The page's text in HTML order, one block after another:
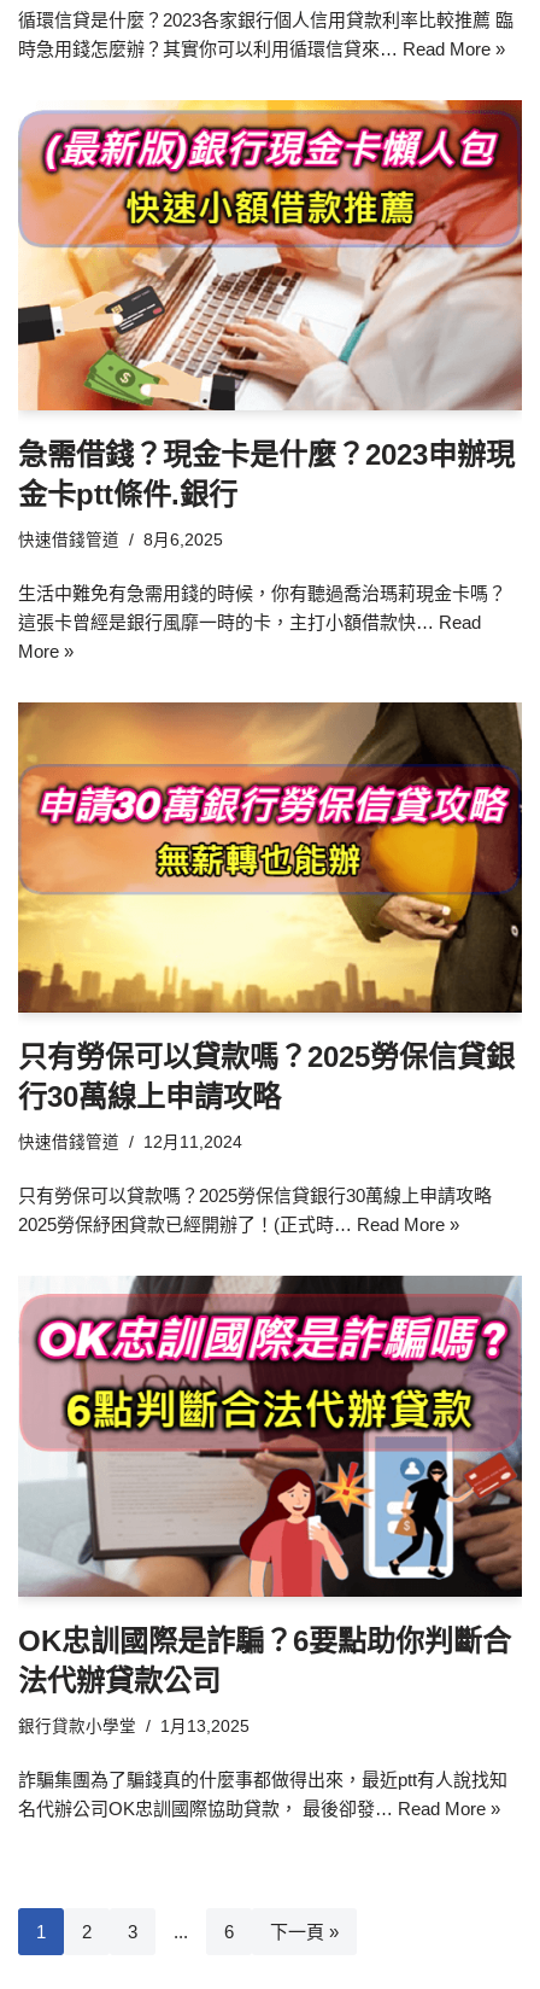
循環信貸是什麼？2023各家銀行個人信用貸款利率比較推薦 臨
時急用錢怎麼辦？其實你可以利用循環信貸來… Read More »
急需借錢？現金卡是什麼？2023申辦現
金卡ptt條件.銀行
快速借錢管道 8月6,2025
生活中難免有急需用錢的時候，你有聽過喬治瑪莉現金卡嗎？
這張卡曾經是銀行風靡一時的卡，主打小額借款快… Read
More »
只有勞保可以貸款嗎？2025勞保信貸銀
行30萬線上申請攻略
快速借錢管道 12月11,2024
只有勞保可以貸款嗎？2025勞保信貸銀行30萬線上申請攻略
2025勞保紓困貸款已經開辦了！(正式時… Read More »
OK忠訓國際是詐騙？6要點助你判斷合
法代辦貸款公司
銀行貸款小學堂 1月13,2025
詐騙集團為了騙錢真的什麼事都做得出來，最近ptt有人說找知
名代辦公司OK忠訓國際協助貸款， 最後卻發… Read More »
1 2 3 ... 6 下一頁 »